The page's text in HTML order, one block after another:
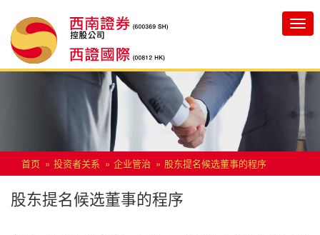
Toggle
首页 投资者关系 企业管治 股东提名候选董事的程序
股东提名候选董事的程序